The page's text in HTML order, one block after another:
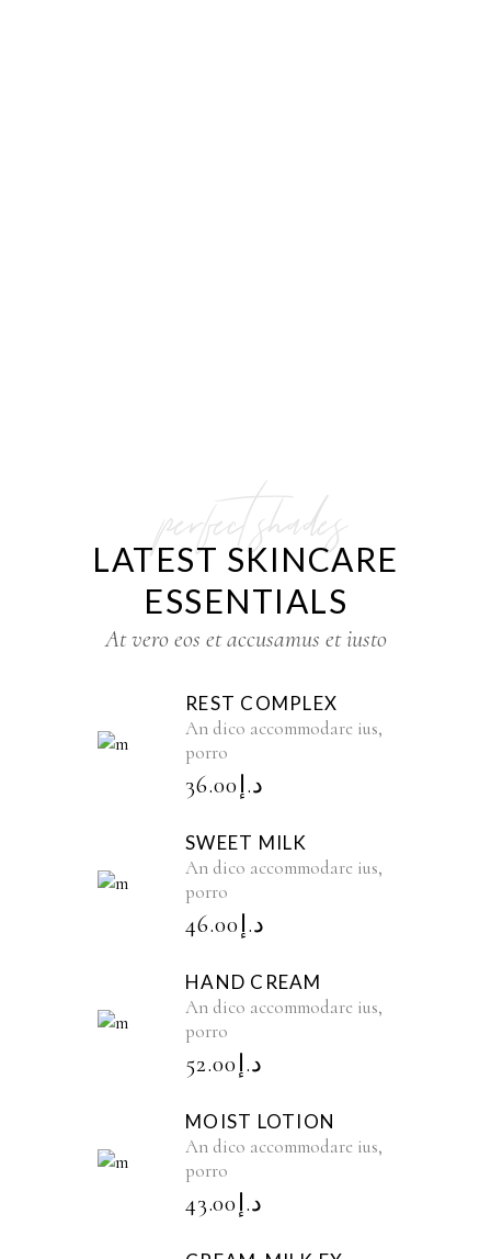
perfect shades
LATEST SKINCARE
ESSENTIALS
At vero eos et accusamus et iusto
REST COMPLEX
An dico accommodare ius,
porro
د.إ36.00
SWEET MILK
An dico accommodare ius,
porro
د.إ46.00
HAND CREAM
An dico accommodare ius,
porro
د.إ52.00
MOIST LOTION
An dico accommodare ius,
porro
د.إ43.00